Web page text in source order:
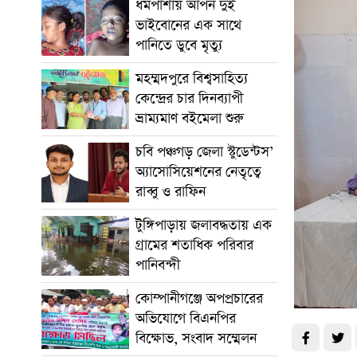
ধর্মপাশায় আপন দুই
ভাইবোনের এক সাথে
পানিতে ডুবে মৃত্যু
মহম্মদপুরে বিশ্বসাহিত্য
কেন্দ্রের চার দিনব্যাপী
ভ্রাম্যমাণ বইমেলা শুরু
চবি পঞ্চগড় জেলা স্টুডেন্টস’
অ্যাসোসিয়েশনের নেতৃত্বে
রাব্বু ও রাফিন
টুঙ্গিপাড়ায় জলাবদ্ধতায় এক
গ্রামের শতাধিক পরিবার
পানিবন্দী
কোম্পানীগঞ্জে অপপ্রচারের
অভিযোগে বিএনপির
বিক্ষোভ, সংবাদ সম্মেলন